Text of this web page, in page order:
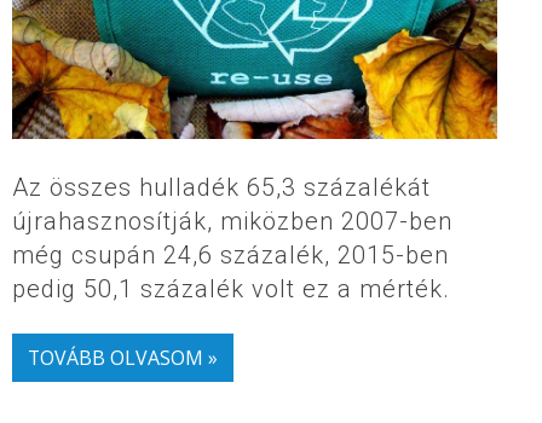
Az összes hulladék 65,3 százalékát
újrahasznosítják, miközben 2007-ben
még csupán 24,6 százalék, 2015-ben
pedig 50,1 százalék volt ez a mérték.
TOVÁBB OLVASOM »